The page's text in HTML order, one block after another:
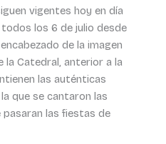
vigentes hoy en día
los 6 de julio desde
de la imagen
la Catedral, anterior a la
las auténticas
que se cantaron las
las fiestas de